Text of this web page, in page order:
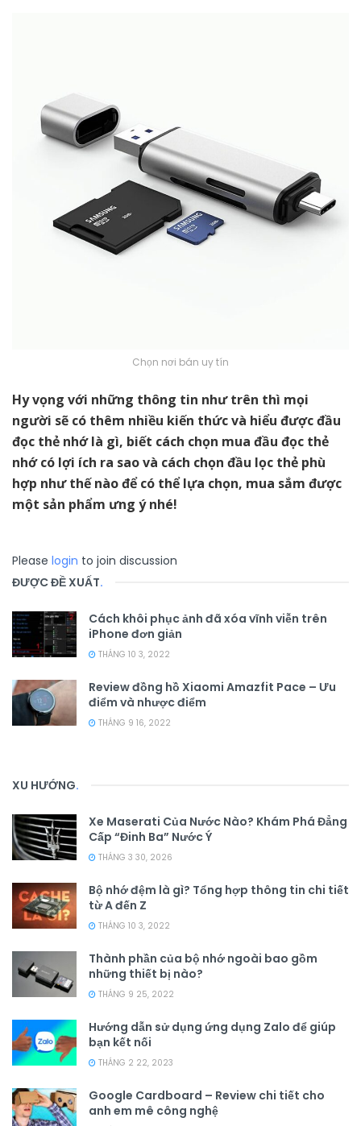
Chọn nơi bán uy tín
Hy vọng với những thông tin như trên thì mọi
người sẽ có thêm nhiều kiến thức và hiểu được đầu
đọc thẻ nhớ là gì, biết cách chọn mua đầu đọc thẻ
nhớ có lợi ích ra sao và cách chọn đầu lọc thẻ phù
hợp như thế nào để có thể lựa chọn, mua sắm được
một sản phẩm ưng ý nhé!
Please login to join discussion
ĐƯỢC ĐỀ XUẤT.
Cách khôi phục ảnh đã xóa vĩnh viễn trên
iPhone đơn giản
THÁNG 10 3, 2022
Review đồng hồ Xiaomi Amazfit Pace – Ưu
điểm và nhược điểm
THÁNG 9 16, 2022
XU HƯỚNG.
Xe Maserati Của Nước Nào? Khám Phá Đẳng
Cấp “Đinh Ba” Nước Ý
THÁNG 3 30, 2026
Bộ nhớ đệm là gì? Tổng hợp thông tin chi tiết
từ A đến Z
THÁNG 10 3, 2022
Thành phần của bộ nhớ ngoài bao gồm
những thiết bị nào?
THÁNG 9 25, 2022
Hướng dẫn sử dụng ứng dụng Zalo để giúp
bạn kết nối
THÁNG 2 22, 2023
Google Cardboard – Review chi tiết cho
anh em mê công nghệ